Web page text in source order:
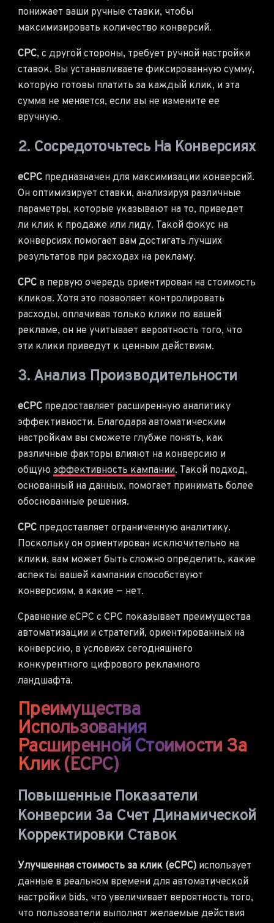
понижает ваши ручные ставки, чтобы
максимизировать количество конверсий.
CPC, с другой стороны, требует ручной настройки
ставок. Вы устанавливаете фиксированную сумму,
которую готовы платить за каждый клик, и эта
сумма не меняется, если вы не измените ее
вручную.
2. Сосредоточьтесь На Конверсиях
eCPC предназначен для максимизации конверсий.
Он оптимизирует ставки, анализируя различные
параметры, которые указывают на то, приведет
ли клик к продаже или лиду. Такой фокус на
конверсиях помогает вам достигать лучших
результатов при расходах на рекламу.
CPC в первую очередь ориентирован на стоимость
кликов. Хотя это позволяет контролировать
расходы, оплачивая только клики по вашей
рекламе, он не учитывает вероятность того, что
эти клики приведут к ценным действиям.
3. Анализ Производительности
eCPC предоставляет расширенную аналитику
эффективности. Благодаря автоматическим
настройкам вы сможете глубже понять, как
различные факторы влияют на конверсию и
общую эффективность кампании. Такой подход,
основанный на данных, помогает принимать более
обоснованные решения.
CPC предоставляет ограниченную аналитику.
Поскольку он ориентирован исключительно на
клики, вам может быть сложно определить, какие
аспекты вашей кампании способствуют
конверсиям, а какие — нет.
Сравнение eCPC с CPC показывает преимущества
автоматизации и стратегий, ориентированных на
конверсию, в условиях сегодняшнего
конкурентного цифрового рекламного
ландшафта.
Преимущества
Использования
Расширенной Стоимости За
Клик (eCPC)
Повышенные Показатели
Конверсии За Счет Динамической
Корректировки Ставок
Улучшенная стоимость за клик (eCPC) использует
данные в реальном времени для автоматической
настройки bids, что увеличивает вероятность того,
что пользователи выполнят желаемые действия